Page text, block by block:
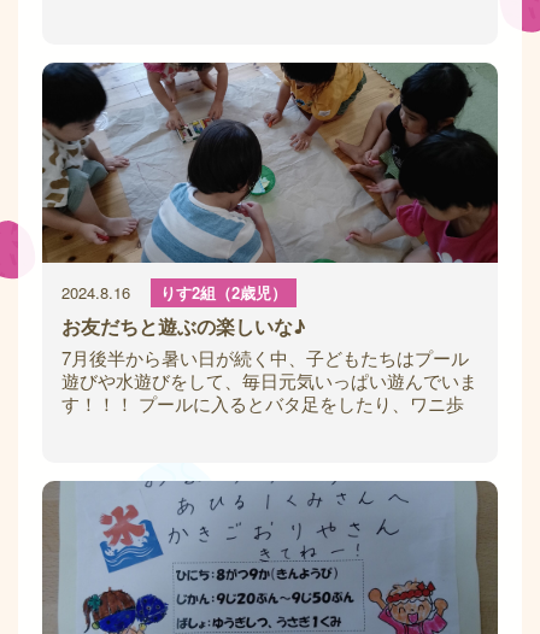
2024.8.16 りす2組（2歳児）
お友だちと遊ぶの楽しいな♪
7月後半から暑い日が続く中、子どもたちはプール
遊びや水遊びをして、毎日元気いっぱい遊んでいま
す！！！ プールに入るとバタ足をしたり、ワニ歩